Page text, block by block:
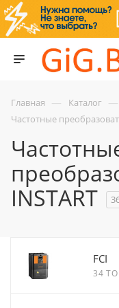
Главная — Каталог —
Частотные
INSTART
FCI
34